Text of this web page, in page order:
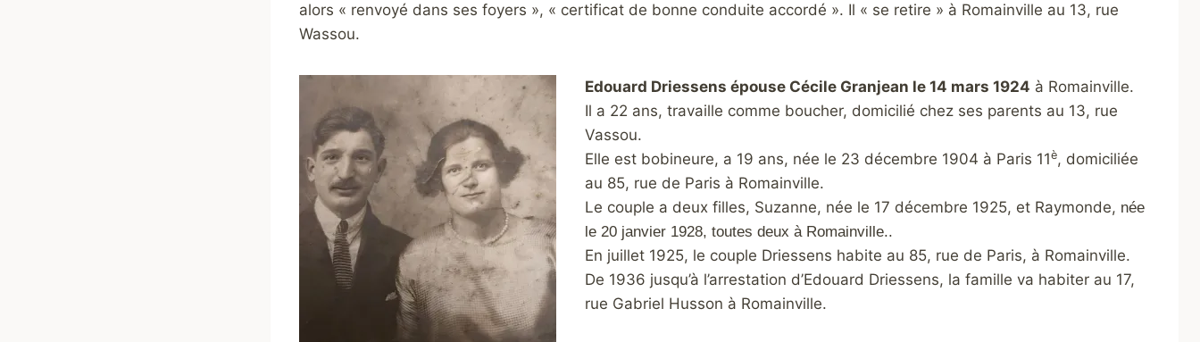
alors « renvoyé dans ses foyers », « certificat de bonne conduite accordé ». Il « se retire » à Romainville au 13, rue
Wassou.
Edouard Driessens épouse Cécile Granjean le 14 mars 1924 à Romainville.
Il a 22 ans, travaille comme boucher, domicilié chez ses parents au 13, rue
Vassou.
Elle est bobineure, a 19 ans, née le 23 décembre 1904 à Paris 11è, domiciliée
au 85, rue de Paris à Romainville.
Le couple a deux filles, Suzanne, née le 17 décembre 1925, et Raymonde, née
le 20 janvier 1928, toutes deux à Romainville..
En juillet 1925, le couple Driessens habite au 85, rue de Paris, à Romainville.
De 1936 jusqu’à l’arrestation d’Edouard Driessens, la famille va habiter au 17,
rue Gabriel Husson à Romainville.